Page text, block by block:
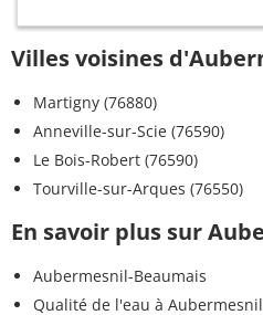
Villes voisines
Martigny (76880)
Anneville-sur-Scie (76590)
Le Bois-Robert (76590)
Tourville-sur-Arques (76550)
En savoir plus sur
Aubermesnil-Beaumais
Qualité de l'eau à